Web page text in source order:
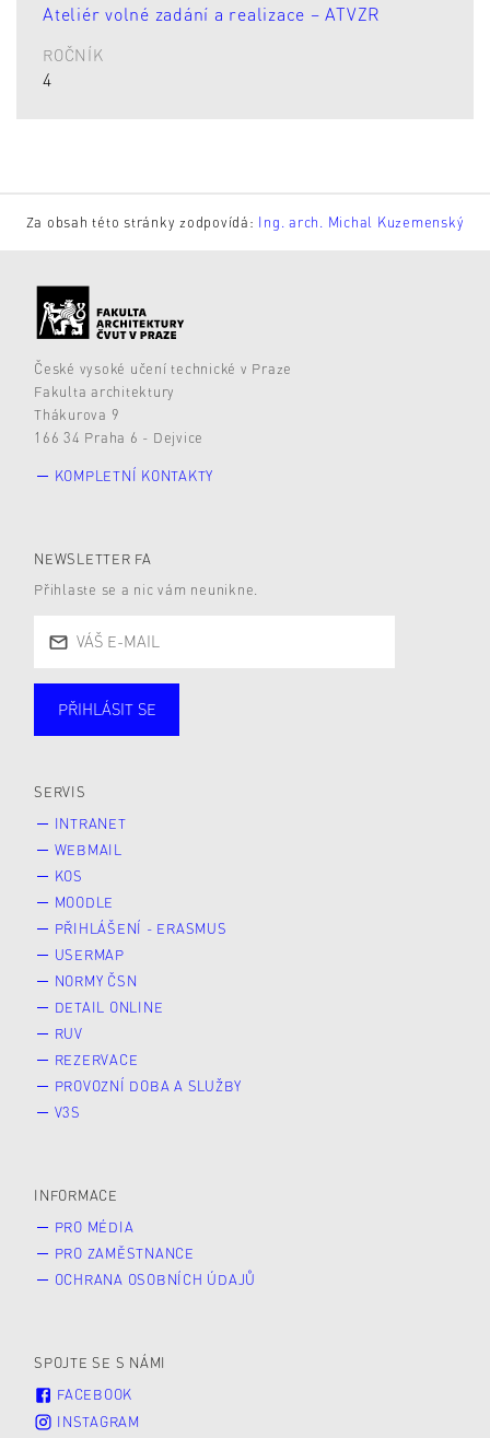
Ateliér volné zadání a realizace – ATVZR
ROČNÍK
4
Za obsah této stránky zodpovídá: Ing. arch. Michal Kuzemenský
České vysoké učení technické v Praze
Fakulta architektury
Thákurova 9
166 34 Praha 6 - Dejvice
KOMPLETNÍ KONTAKTY
NEWSLETTER FA
Přihlaste se a nic vám neunikne.
PŘIHLÁSIT SE
SERVIS
INTRANET
WEBMAIL
KOS
MOODLE
PŘIHLÁŠENÍ - ERASMUS
USERMAP
NORMY ČSN
DETAIL ONLINE
RUV
REZERVACE
PROVOZNÍ DOBA A SLUŽBY
V3S
INFORMACE
PRO MÉDIA
PRO ZAMĚSTNANCE
OCHRANA OSOBNÍCH ÚDAJŮ
SPOJTE SE S NÁMI
FACEBOOK
INSTAGRAM